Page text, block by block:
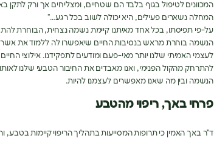
המכוונים לטיפול בגוף בלבד הם שטחיים, ומצליחים אך ורק לתקן
המחלה נשארים פעילים, היא יכולה לשוב בכל רגע…”
על-פי תפיסתו, בכל אחד מאיתנו קיימת נשמה נצחית, הבוחרת
הנשמה בוחרת מראש בנסיבות החיים שיאפשרו לה ללמוד את אשר
לעצמי האמיתי שלנו יותר מאי-פעם ומודעים לתפקידנו. אילוצי
להתרחק מהקול הפנימי, ואנו מאבדים את החיבור הטבעי שלנו
הנשמה ובין מה שאנו מאפשרים לעצמנו להיות.
פרחי באך, ריפוי מהטבע
ד”ר באך האמין כי תרופות המסייעות בתהליך הריפוי קיימות